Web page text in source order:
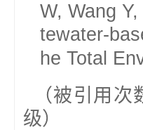
W, Wang
tewater-
he Total
（被引用次
级）